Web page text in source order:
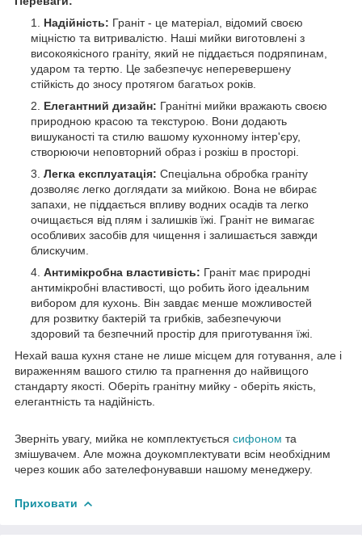
Надійність: Граніт - це матеріал, відомий своєю
міцністю та витривалістю. Наші мийки виготовлені з
високоякісного граніту, який не піддається подряпинам,
ударом та тертю. Це забезпечує неперевершену
стійкість до зносу протягом багатьох років.
Елегантний дизайн: Гранітні мийки вражають своєю
природною красою та текстурою. Вони додають
вишуканості та стилю вашому кухонному інтер'єру,
створюючи неповторний образ і розкіш в просторі.
Легка експлуатація: Спеціальна обробка граніту
дозволяє легко доглядати за мийкою. Вона не вбирає
запахи, не піддається впливу водних осадів та легко
очищається від плям і залишків їжі. Граніт не вимагає
особливих засобів для чищення і залишається завжди
блискучим.
Антимікробна властивість: Граніт має природні
антимікробні властивості, що робить його ідеальним
вибором для кухонь. Він завдає менше можливостей
для розвитку бактерій та грибків, забезпечуючи
здоровий та безпечний простір для приготування їжі.
Нехай ваша кухня стане не лише місцем для готування, але і
вираженням вашого стилю та прагнення до найвищого
стандарту якості. Оберіть гранітну мийку - оберіть якість,
елегантність та надійність.
Зверніть увагу, мийка не комплектується сифоном та
змішувачем. Але можна доукомплектувати всім необхідним
через кошик або зателефонувавши нашому менеджеру.
Приховати